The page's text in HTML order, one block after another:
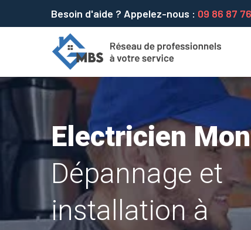
Besoin d'aide ? Appelez-nous : 09 86 87
Electricien
Dépannage et
installation à